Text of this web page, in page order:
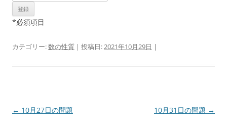
*必須項目
カテゴリー:数の性質 | 投稿日:2021年10月29日 |
投
← 10月27日の問題 10月31日の問題 →